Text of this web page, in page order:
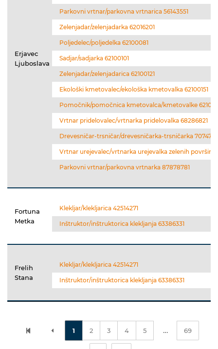
Erjavec
Ljuboslava
Parkovni vrtnar/parkovna vrtnarica 56143551
Zelenjadar/zelenjadarka 62016201
Poljedelec/poljedelka 62100081
Sadjar/sadjarka 62100101
Zelenjadar/zelenjadarica 62100121
Ekološki kmetovalec/ekološka kmetovalka 62100151
Pomočnik/pomočnica kmetovalca/kmetovalke
Vrtnar pridelovalec/vrtnarka pridelovalka 68286821
Drevesničar-trsničar/drevesničarka-trsničarka
Vrtnar urejevalec/vrtnarka urejevalka zelenih površin
Parkovni vrtnar/parkovna vrtnarka 87878781
Fortuna
Metka
Klekljar/klekljarica 42514271
Inštruktor/inštruktorica klekljanja 63386331
Frelih
Stana
Klekljar/klekljarica 42514271
Inštruktor/inštruktorica klekljanja 63386331
1 2 3 4 5 … 69